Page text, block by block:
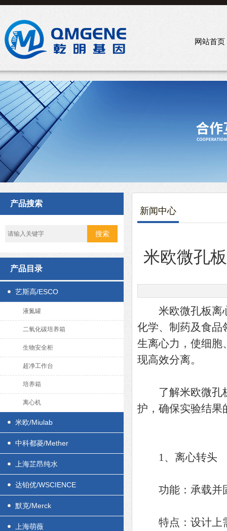
网站首页
产品搜索
产品目录
艺斯高/ESCO
液氮罐
二氧化碳培养箱
生物安全柜
超净工作台
培养箱
离心机
米欧/Miulab
中科都菱/Mether
上海芷昂纯水
达铂优/WSCIENCE
默克/Merck
上海萌薇
新闻中心
米欧微孔
米欧微孔板离心
化学、制药及食品
生离心力，使细胞
现高效分离。
了解米欧微孔
护，确保实验结果
1、离心转头
功能：承载并固
特点：设计上需